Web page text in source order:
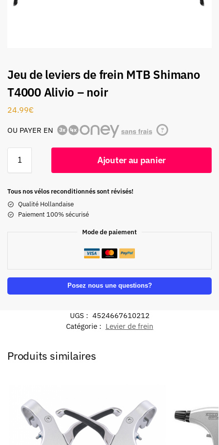
Jeu de leviers de frein MTB Shimano
T4000 Alivio – noir
24.99€
OU PAYER EN ?
Ajouter au panier
Tous nos vélos reconditionnés sont révisés!
Qualité Hollandaise
Paiement 100% sécurisé
Mode de paiement
Posez nous une questions?
UGS : 4524667610212
Catégorie : Levier de frein
Produits similaires